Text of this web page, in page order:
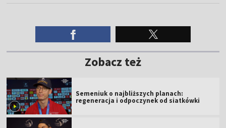
Zobacz też
Semeniuk o najbliższych planach:
regeneracja i odpoczynek od siatkówki